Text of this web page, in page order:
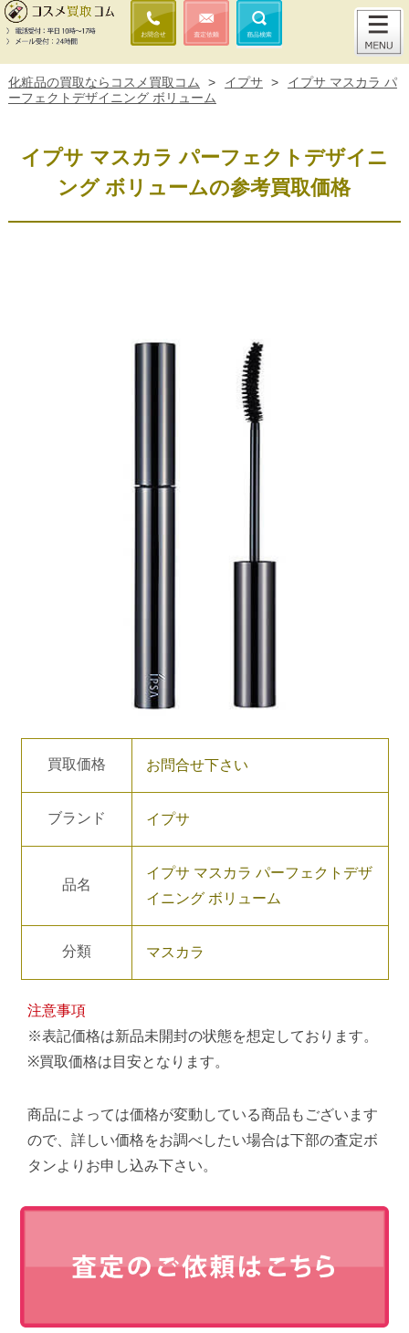
化粧品の買取ならコスメ買取コム > イプサ >
イプサ マスカラ パ
ーフェクトデザイニング ボリューム
イプサ マスカラ パーフェクトデザイニ
ング ボリュームの参考買取価格
買取価格 お問合せ下さい
ブランド イプサ
品名
イプサ マスカラ パーフェクトデザ
イニング ボリューム
分類 マスカラ
注意事項
※表記価格は新品未開封の状態を想定しております。
※買取価格は目安となります。
商品によっては価格が変動している商品もございます
ので、詳しい価格をお調べしたい場合は下部の査定ボ
タンよりお申し込み下さい。